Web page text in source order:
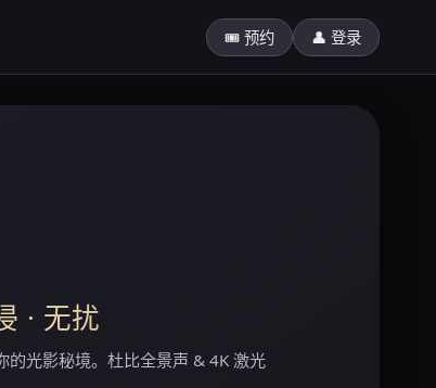
🎟 预约 👤 登录
· 无扰
的光影秘境。杜比全景声 & 4K 激光